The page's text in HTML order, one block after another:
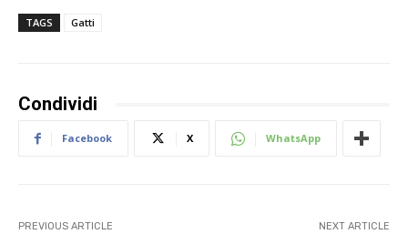
TAGS Gatti
Condividi
Facebook X WhatsApp
PREVIOUS ARTICLE NEXT ARTICLE